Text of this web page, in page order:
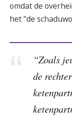
omdat de
het “de
“Zoals
de